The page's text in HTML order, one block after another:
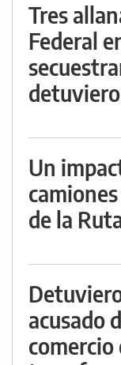
Tres
Federal
Un
de la
acusado
comercio